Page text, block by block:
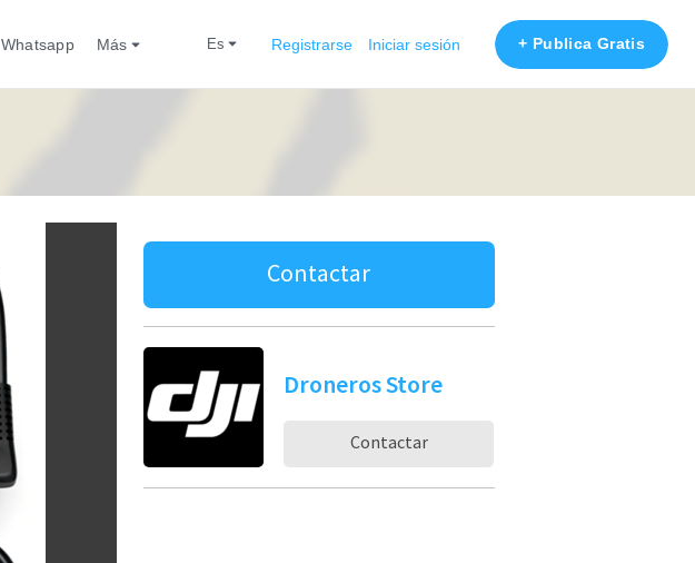
Whatsapp Más es Registrarse Iniciar sesión + Publica Gratis
Contactar
Droneros Store
Contactar